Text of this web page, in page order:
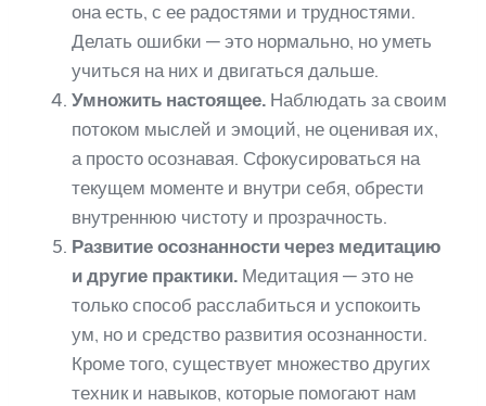
она есть, с ее радостями и трудностями.
Делать ошибки — это нормально, но уметь
учиться на них и двигаться дальше.
Умножить настоящее. Наблюдать за своим
потоком мыслей и эмоций, не оценивая их,
а просто осознавая. Сфокусироваться на
текущем моменте и внутри себя, обрести
внутреннюю чистоту и прозрачность.
Развитие осознанности через медитацию
и другие практики. Медитация — это не
только способ расслабиться и успокоить
ум, но и средство развития осознанности.
Кроме того, существует множество других
техник и навыков, которые помогают нам